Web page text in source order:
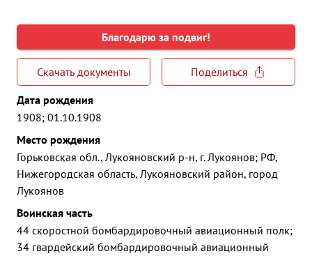
Благодарю за подвиг!
Скачать документы
Поделиться
Дата рождения
1908; 01.10.1908
Место рождения
Горьковская обл., Лукояновский р-н, г. Лукоянов; РФ,
Нижегородская область, Лукояновский район, город
Лукоянов
Воинская часть
44 скоростной бомбардировочный авиационный полк;
34 гвардейский бомбардировочный авиационный